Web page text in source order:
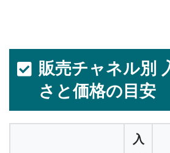
販売チャネル別
さと価格の目安
入